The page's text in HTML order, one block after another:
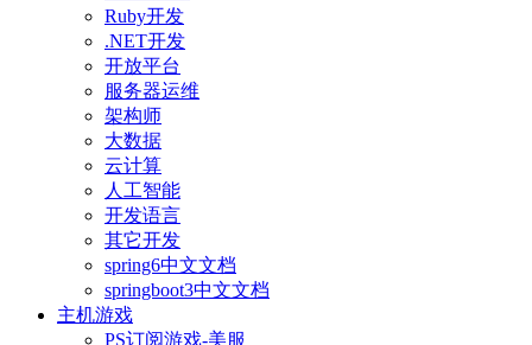
Ruby开发
.NET开发
开放平台
服务器运维
架构师
大数据
云计算
人工智能
开发语言
其它开发
spring6中文文档
springboot3中文文档
主机游戏
PS订阅游戏-美服